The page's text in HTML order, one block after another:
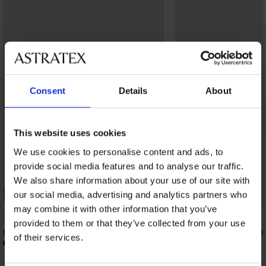
Consent Details About
This website uses cookies
We use cookies to personalise content and ads, to
provide social media features and to analyse our traffic.
We also share information about your use of our site with
our social media, advertising and analytics partners who
may combine it with other information that you’ve
provided to them or that they’ve collected from your use
of their services.
3+1 GRATIS
4,7
Brazilian slip Hannah kanten
6,89 €
3+1 GRATIS
Brazilian slip My Pizzo